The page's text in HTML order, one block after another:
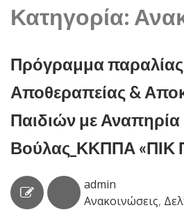
Κατηγορία:
Πρόγραμμα
Αποθεραπείας &
Παιδιών με Αναπηρία
Βούλας_ΚΚΠΠΑ «ΠΙΚ
admin
Ανακοινώσεις,